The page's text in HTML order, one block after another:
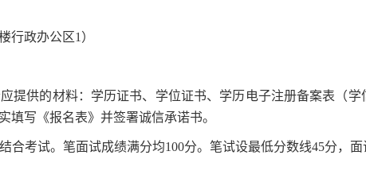
行政办公区1 ）
提供的材料：学历证书、学位证书、 学历电子注册备案表（学
填写《报名表》并签署诚信承诺书。
合考试。笔面试成绩满分均100分。笔试设最低分数线45分，